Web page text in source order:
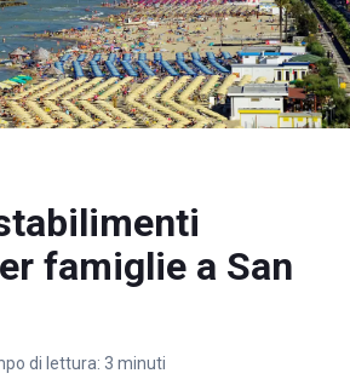
famiglie a San
di lettura: 3 minuti